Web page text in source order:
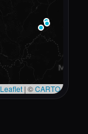
Leaflet | ©CARTO